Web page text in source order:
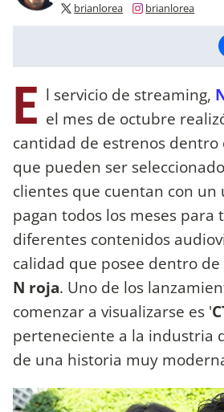
brianlorea brianlorea
E l servicio de streaming,
el mes de octubre
cantidad de estrenos dentro
que pueden ser
clientes que cuentan con un
pagan todos los meses para
diferentes contenidos
calidad que posee dentro
N roja. Uno de los
comenzar a visualizarse es '
perteneciente a la industria
de una historia muy